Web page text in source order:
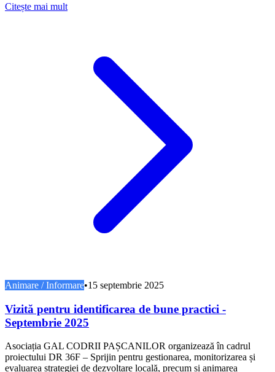
Citește mai mult
Animare / Informare•15 septembrie 2025
Vizită pentru identificarea de bune practici -
Septembrie 2025
Asociația GAL CODRII PAȘCANILOR organizează în cadrul
proiectului DR 36F – Sprijin pentru gestionarea, monitorizarea și
evaluarea strategiei de dezvoltare locală, precum și animarea